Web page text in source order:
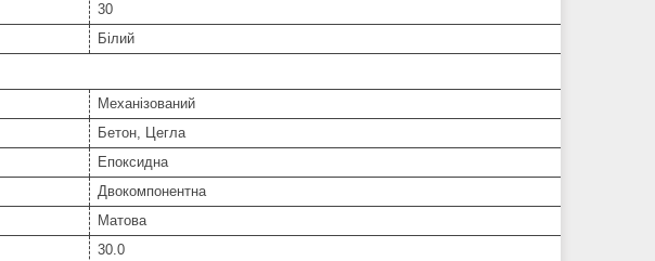
30
Білий
Механізований
Бетон, Цегла
Епоксидна
Двокомпонентна
Матова
30.0